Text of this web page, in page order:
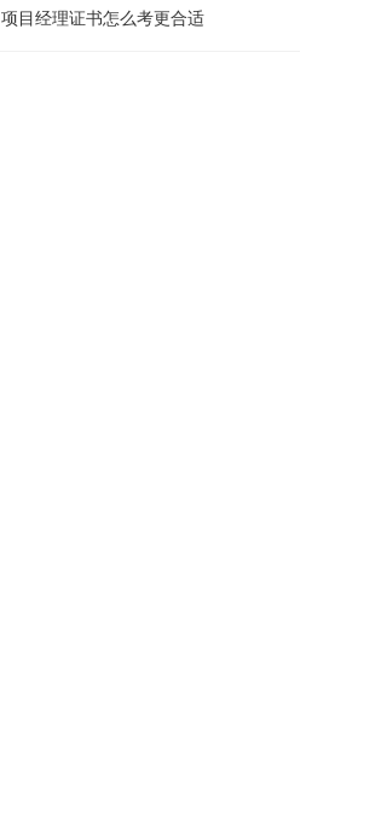
项目经理证书怎么考更合适